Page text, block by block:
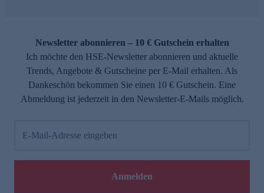
Newsletter abonnieren – 10 € Gutschein erhalten
Ich möchte den HSE-Newsletter abonnieren und aktuelle
Trends, Angebote & Gutscheine per E-Mail erhalten. Als
Dankeschön bekommen Sie einen 10 € Gutschein. Eine
Abmeldung ist jederzeit in den Newsletter-E-Mails möglich.
E-Mail-Adresse eingeben
Anmelden